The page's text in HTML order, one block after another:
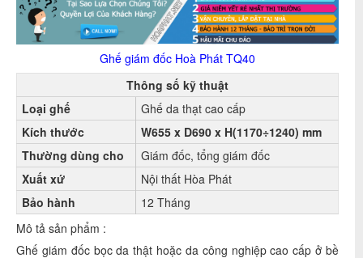
Ghế giám đốc Hoà Phát TQ40
Thông số kỹ thuật
Loại ghế
Ghế da thạt cao cấp
Kích thước
W655 x D690 x H(1170÷1240) mm
Thường dùng cho
Giám đốc, tổng giám đốc
Xuất xứ
Nội thất Hòa Phát
Bảo hành
12 Tháng
Mô tả sản phẩm :
Ghế giám đốc bọc da thật hoặc da công nghiệp cao cấp ở bề